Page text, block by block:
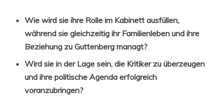
Wie wird sie ihre Rolle im Kabinett ausfüllen,
während sie gleichzeitig ihr Familienleben und ihre
Beziehung zu Guttenberg managt?
Wird sie in der Lage sein, die Kritiker zu überzeugen
und ihre politische Agenda erfolgreich
voranzubringen?